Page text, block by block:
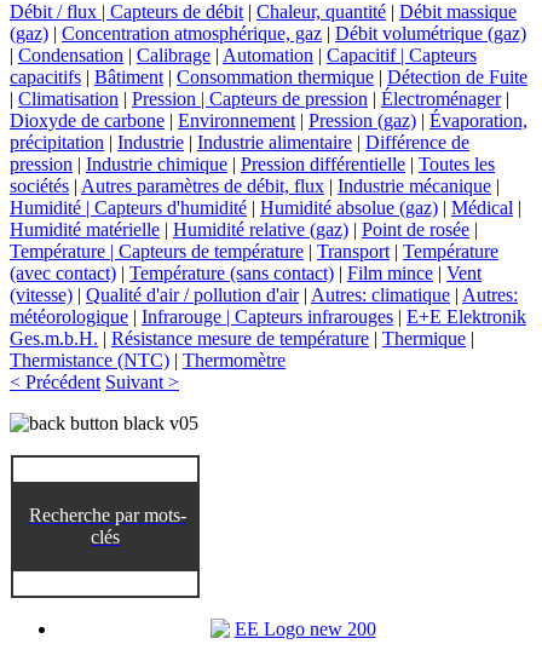
Débit / flux | Capteurs de débit | Chaleur, quantité | Débit massique
(gaz) | Concentration atmosphérique, gaz | Débit volumétrique (gaz)
| Condensation | Calibrage | Automation | Capacitif | Capteurs
capacitifs | Bâtiment | Consommation thermique | Détection de Fuite
| Climatisation | Pression | Capteurs de pression | Électroménager|
Dioxyde de carbone | Environnement | Pression (gaz) | Évaporation,
précipitation | Industrie | Industrie alimentaire | Différence de
pression | Industrie chimique | Pression différentielle | Toutes les
sociétés | Autres paramètres de débit, flux | Industrie mécanique |
Humidité | Capteurs d'humidité | Humidité absolue (gaz) | Médical |
Humidité matérielle | Humidité relative (gaz) | Point de rosée |
Température | Capteurs de température | Transport | Température
(avec contact) | Température (sans contact) | Film mince | Vent
(vitesse) | Qualité d'air / pollution d'air| Autres: climatique | Autres:
météorologique | Infrarouge | Capteurs infrarouges | E+E Elektronik
Ges.m.b.H. | Résistance mesure de température | Thermique |
Thermistance (NTC) | Thermomètre
< Précédent Suivant >
Recherche par mots-
clés